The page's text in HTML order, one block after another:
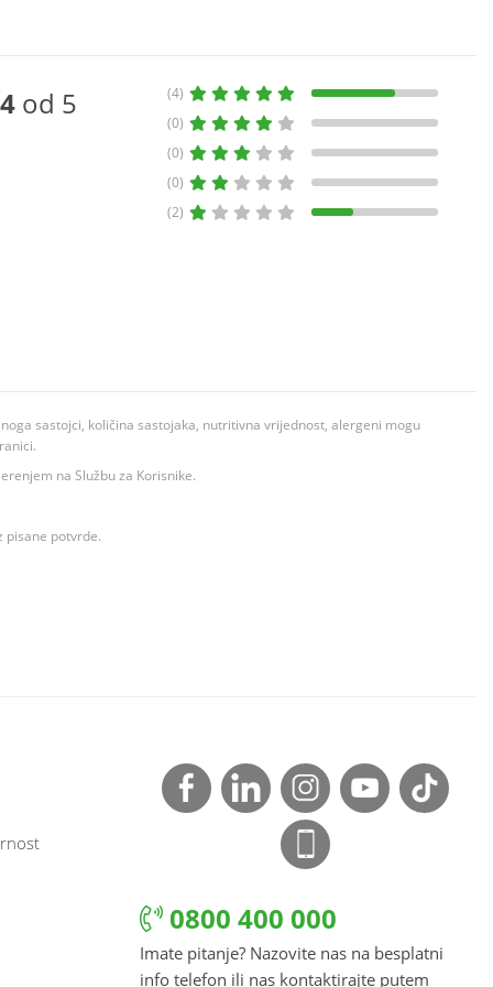
4 od 5
(4)
(0)
(0)
(0)
(2)
sastojci, količina sastojaka, nutritivna vrijednost, alergeni mogu
na Službu za Korisnike.
pisane potvrde.
0800 400 000
Imate pitanje? Nazovite nas na besplatni
info telefon ili nas kontaktirajte putem